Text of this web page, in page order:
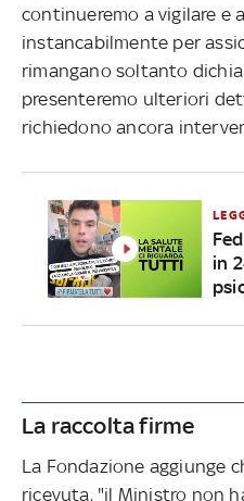
continueremo a vigilare e
instancabilmente per
rimangano soltanto
presenteremo ulteriori
richiedono ancora
in
La raccolta firme
La Fondazione aggiunge
ricevuta, "il Ministro non